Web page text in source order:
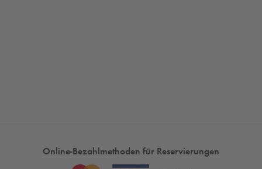
Online-Bezahlmethoden für Reservierungen